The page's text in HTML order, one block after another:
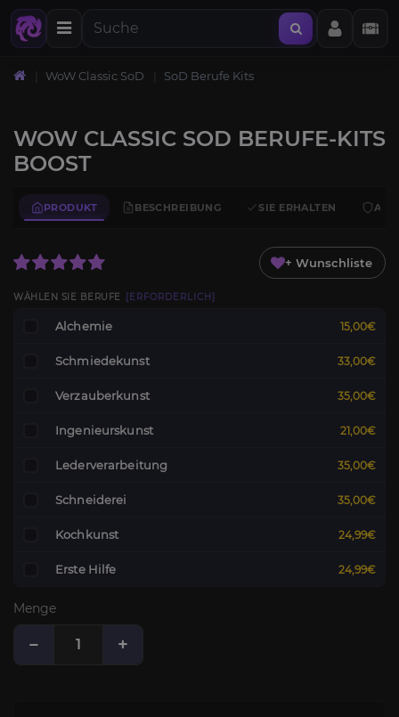
WoW Classic SoD SoD Berufe Kits
WOW CLASSIC SOD BERUFE-KITS
BOOST
PRODUKT BESCHREIBUNG SIE ERHALTEN
+ Wunschliste
WÄHLEN SIE BERUFE [ERFORDERLICH]
Alchemie 15,00€
Schmiedekunst 33,00€
Verzauberkunst 35,00€
Ingenieurskunst 21,00€
Lederverarbeitung 35,00€
Schneiderei 35,00€
Kochkunst 24,99€
Erste Hilfe 24,99€
Menge
− +